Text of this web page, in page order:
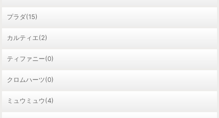
プラダ(15)
カルティエ(2)
ティファニー(0)
クロムハーツ(0)
ミュウミュウ(4)